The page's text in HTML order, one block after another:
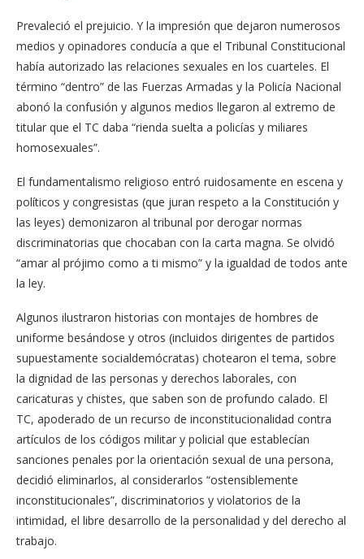
Prevaleció el prejuicio. Y la impresión que dejaron numerosos
medios y opinadores conducía a que el Tribunal Constitucional
había autorizado las relaciones sexuales en los cuarteles. El
término “dentro” de las Fuerzas Armadas y la Policía Nacional
abonó la confusión y algunos medios llegaron al extremo de
titular que el TC daba “rienda suelta a policías y miliares
homosexuales”.
El fundamentalismo religioso entró ruidosamente en escena y
políticos y congresistas (que juran respeto a la Constitución y
las leyes) demonizaron al tribunal por derogar normas
discriminatorias que chocaban con la carta magna. Se olvidó
“amar al prójimo como a ti mismo” y la igualdad de todos ante
la ley.
Algunos ilustraron historias con montajes de hombres de
uniforme besándose y otros (incluidos dirigentes de partidos
supuestamente socialdemócratas) chotearon el tema, sobre
la dignidad de las personas y derechos laborales, con
caricaturas y chistes, que saben son de profundo calado. El
TC, apoderado de un recurso de inconstitucionalidad contra
artículos de los códigos militar y policial que establecían
sanciones penales por la orientación sexual de una persona,
decidió eliminarlos, al considerarlos “ostensiblemente
inconstitucionales”, discriminatorios y violatorios de la
intimidad, el libre desarrollo de la personalidad y del derecho al
trabajo.